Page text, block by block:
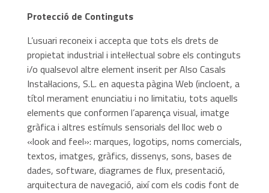
Protecció de Continguts
L’usuari reconeix i accepta que tots els drets de
propietat industrial i intel·lectual sobre els continguts
i/o qualsevol altre element inserit per Also Casals
Instal·lacions, S.L. en aquesta pàgina Web (incloent, a
títol merament enunciatiu i no limitatiu, tots aquells
elements que conformen l’aparença visual, imatge
gràfica i altres estímuls sensorials del lloc web o
«look and feel»: marques, logotips, noms comercials,
textos, imatges, gràfics, dissenys, sons, bases de
dades, software, diagrames de flux, presentació,
arquitectura de navegació, així com els codis font de